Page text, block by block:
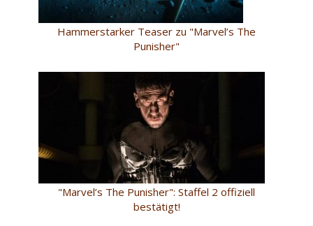
Hammerstarker Teaser zu "Marvel’s The
Punisher"
"Marvel’s The Punisher": Staffel 2 offiziell
bestätigt!